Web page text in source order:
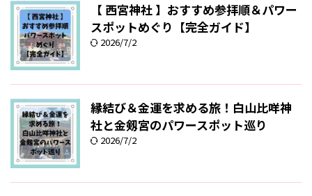
【 西宮神社 】おすすめ参拝順＆パワー
スポットめぐり【完全ガイド】
2026/7/2
縁結び＆金運を求める旅！白山比咩神
社と金剱宮のパワースポット巡り
2026/7/2